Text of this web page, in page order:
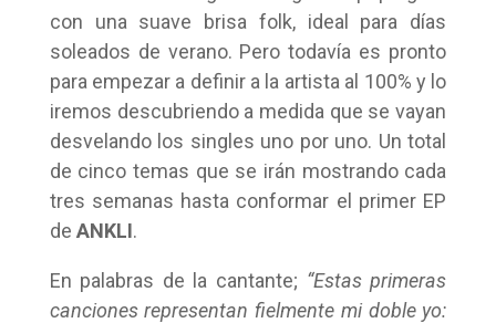
con una suave brisa folk, ideal para días
soleados de verano. Pero todavía es pronto
para empezar a definir a la artista al 100% y lo
iremos descubriendo a medida que se vayan
desvelando los singles uno por uno. Un total
de cinco temas que se irán mostrando cada
tres semanas hasta conformar el primer EP
de ANKLI.
En palabras de la cantante; “Estas primeras
canciones representan fielmente mi doble yo: